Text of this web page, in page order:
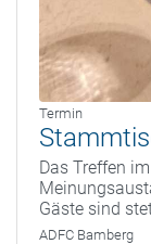
Termin
Das Treffen
Gäste sind
ADFC Bamberg